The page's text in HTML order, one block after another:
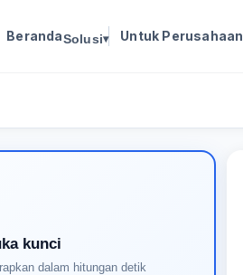
BerandaSolusi▾ Untuk Perusahaan
kunci
dalam hitungan detik